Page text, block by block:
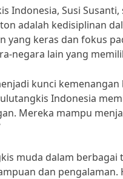
Indonesia, Susi
adalah kedisiplinan
yang keras dan fokus
negara lain yang
kunci
Indonesia
Mereka mampu
muda dalam
dan